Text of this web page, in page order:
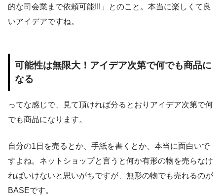
的な司会業まで依頼可能!!!」とのこと。本当に楽しくて良
いアイデアですね。
可能性は無限大！アイデア次第で何でも商品に
なる
ってな感じで、見て頂ければ分るとおりアイデア次第で何
でも商品になります。
自分の1日を売るとか、手紙を書くとか、本当に面白いで
すよね。ネットショップと言うと何か有形の物を売らなけ
ればいけないと思いがちですが、無形の物でも売れるのが
BASEです。